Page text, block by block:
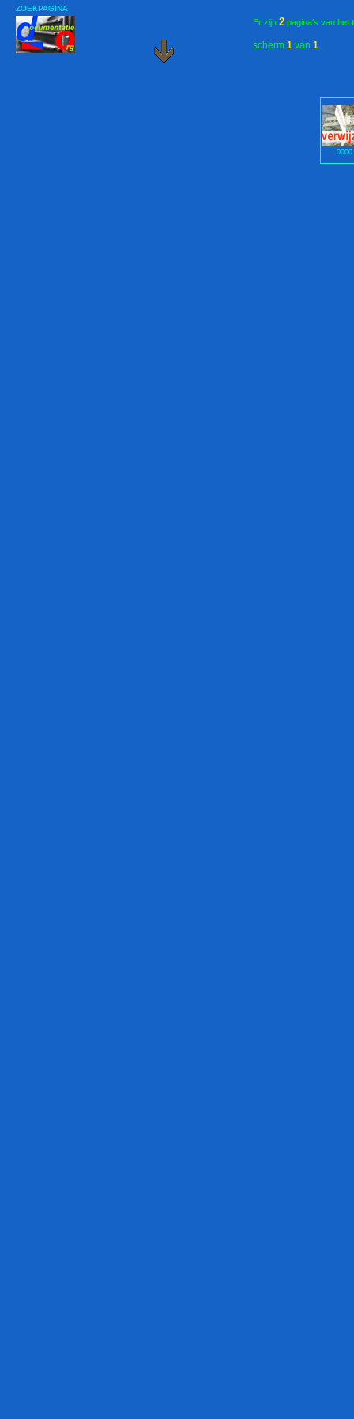
ZOEKPAGINA
Er zijn 2 pagina's van het
scherm 1 van 1